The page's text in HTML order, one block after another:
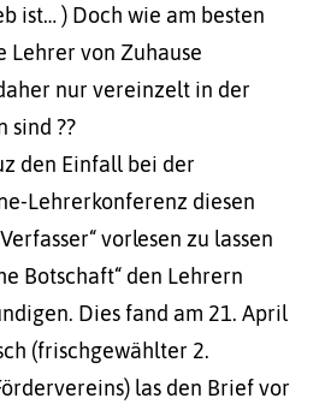
ist… ) Doch wie am besten
Lehrer von Zuhause
nur vereinzelt in der
sind ??
den Einfall bei der
Lehrerkonferenz diesen
vorlesen zu lassen
Botschaft“ den Lehrern
Dies fand am 21. April
(frischgewählter 2.
las den Brief vor